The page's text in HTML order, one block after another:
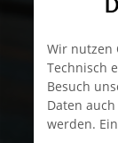
Wir nutzen
Technisch
Besuch
Daten
werden.